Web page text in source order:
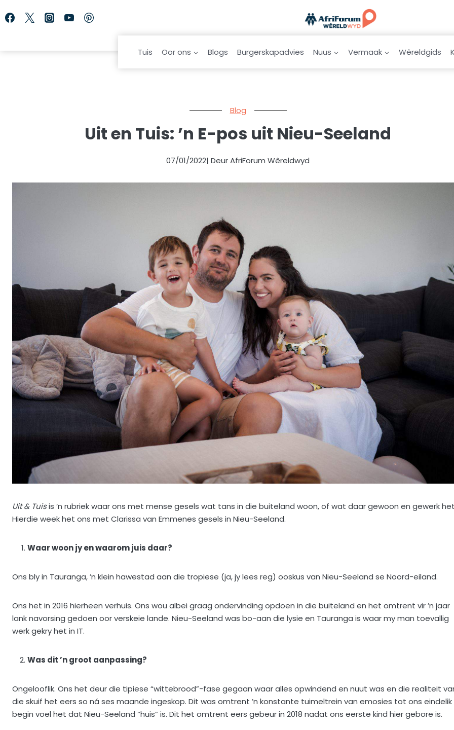
to
Tuis Oor ons Blogs Burgerskapadvies Nuus Vermaak Wêreldgids
Blog
Uit en Tuis: ’n E-pos uit Nieu-Seeland
07/01/2022| Deur AfriForum Wêreldwyd
Uit & Tuisis ’n rubriek waar ons met mense gesels wat tans in die buiteland woon, of wat daar gewoon en gewerk
Hierdie week het ons met Clarissa van Emmenes gesels in Nieu-Seeland.
Waar woon jy en waarom juis daar?
Ons bly in Tauranga, ’n klein hawestad aan die tropiese (ja, jy lees reg) ooskus van Nieu-Seeland se Noord-eiland.
Ons het in 2016 hierheen verhuis. Ons wou albei graag ondervinding opdoen in die buiteland en het omtrent vir ’n jaar
lank navorsing gedoen oor verskeie lande. Nieu-Seeland was bo-aan die lysie en Tauranga is waar my man toevallig
werk gekry het in IT.
Was dit ’n groot aanpassing?
Ongelooflik. Ons het deur die tipiese “wittebrood”-fase gegaan waar alles opwindend en nuut was en die realiteit
die skuif het eers so ná ses maande ingeskop. Dit was omtrent ’n konstante tuimeltrein van emosies tot ons eindelik
begin voel het dat Nieu-Seeland “huis” is. Dit het omtrent eers gebeur in 2018 nadat ons eerste kind hier gebore is.